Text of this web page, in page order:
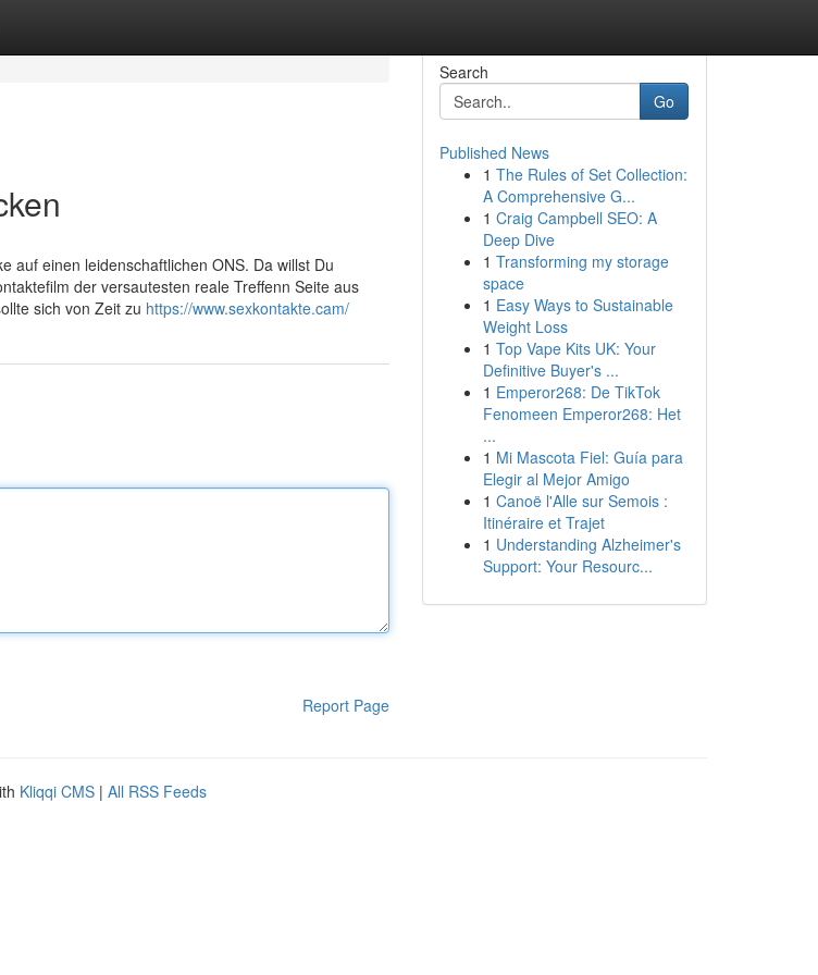
auf einen leidenschaftlichen ONS. Da willst Du
der versautesten reale Treffenn Seite aus
sich von Zeit zu https://www.sexkontakte.cam/
Report Page
Search
Go
Published News
1 The Rules of Set Collection:
A Comprehensive G...
1 Craig Campbell SEO: A
Deep Dive
1 Transforming my storage
space
1 Easy Ways to Sustainable
Weight Loss
1 Top Vape Kits UK: Your
Definitive Buyer's ...
1 Emperor268: De TikTok
Fenomeen Emperor268: Het
...
1 Mi Mascota Fiel: Guía para
Elegir al Mejor Amigo
1 Canoë l'Alle sur Semois :
Itinéraire et Trajet
1 Understanding Alzheimer's
Support: Your Resourc...
Kliqqi CMS | All RSS Feeds